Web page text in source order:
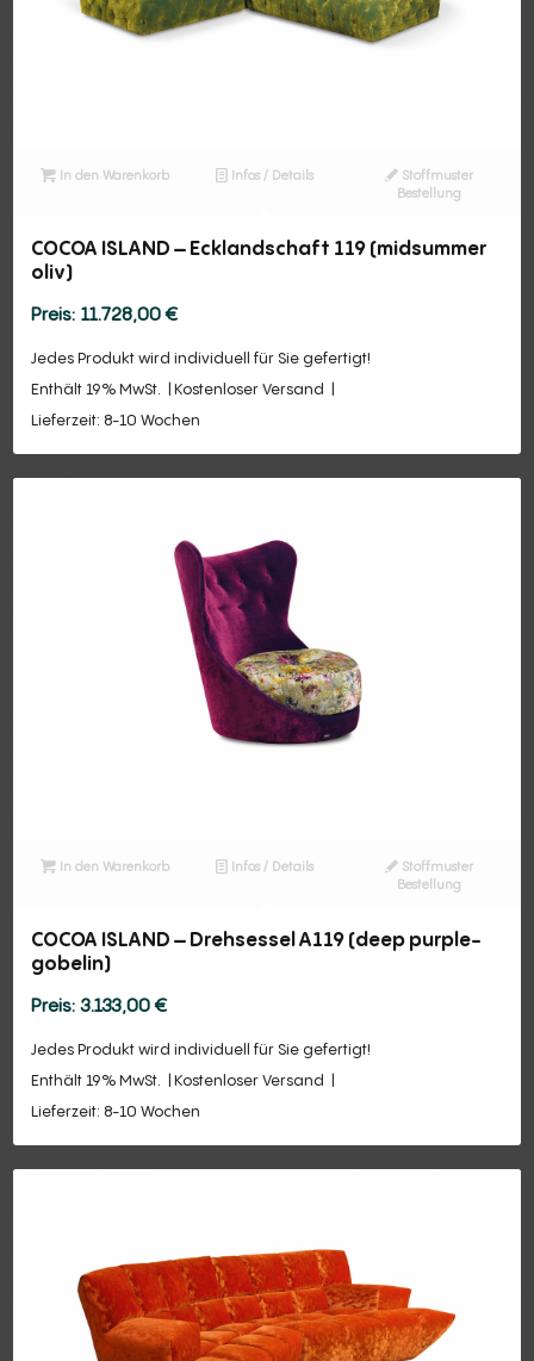
In den Warenkorb Infos / Details
Stoffmuster
Bestellung
COCOA ISLAND – Ecklandschaft 119 (midsummer
oliv)
11.728,00€
Jedes Produkt wird individuell für Sie gefertigt!
Enthält 19% MwSt.
Kostenloser Versand
Lieferzeit: 8-10 Wochen
In den Warenkorb Infos / Details
Stoffmuster
Bestellung
COCOA ISLAND – Drehsessel A119 (deep purple-
gobelin)
3.133,00€
Jedes Produkt wird individuell für Sie gefertigt!
Enthält 19% MwSt.
Kostenloser Versand
Lieferzeit: 8-10 Wochen